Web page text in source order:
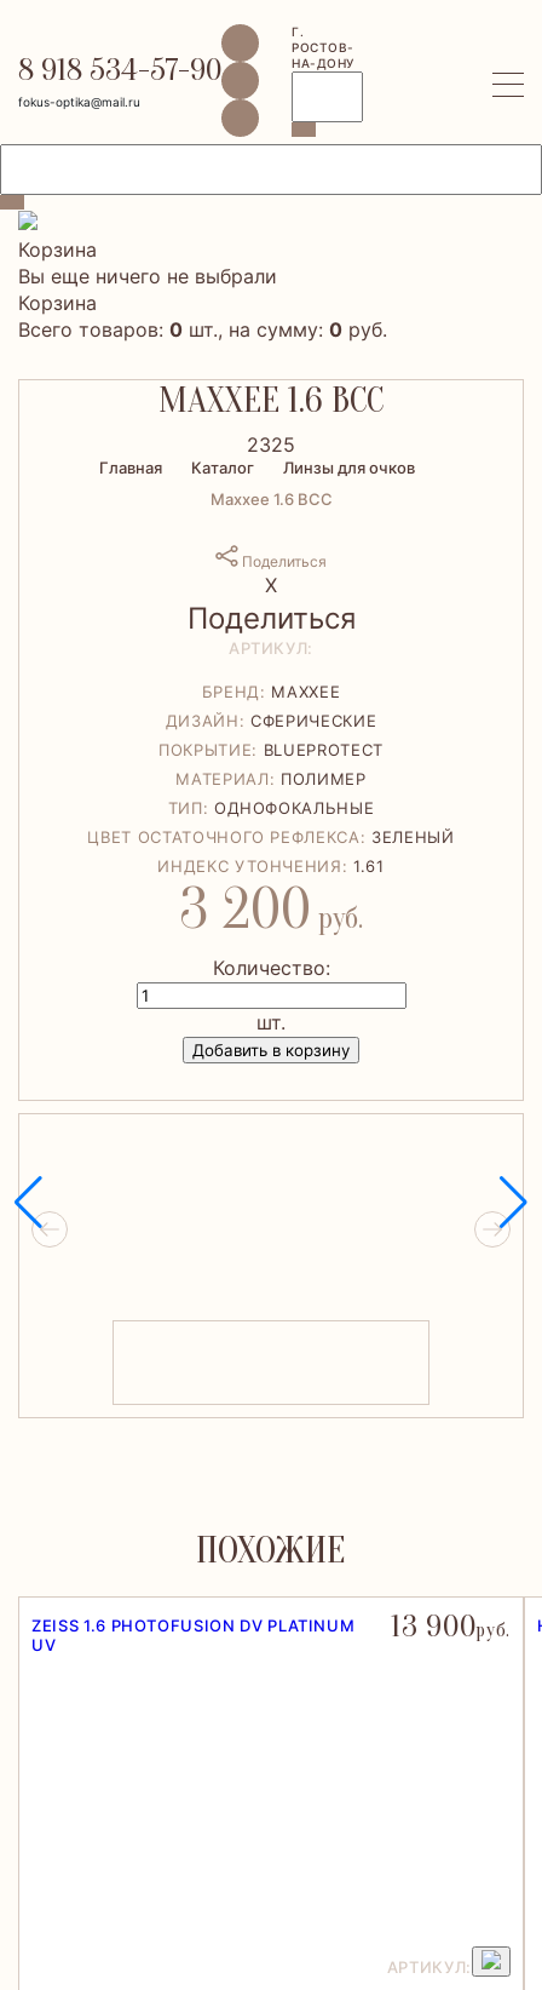
8 918 534-57-90
fokus-optika@mail.ru
Г.
РОСТОВ-
НА-ДОНУ
Корзина
Вы еще ничего не выбрали
Корзина
Всего товаров: 0 шт., на сумму: 0 руб.
MAXXEE 1.6 BCC
2325
Главная Каталог
Линзы для очков
Maxxee 1.6 BCC
Поделиться
Х
Поделиться
АРТИКУЛ:
БРЕНД: MAXXEE
ДИЗАЙН:СФЕРИЧЕСКИЕ
ПОКРЫТИЕ: BLUEPROTECT
МАТЕРИАЛ: ПОЛИМЕР
ТИП: ОДНОФОКАЛЬНЫЕ
ЦВЕТ ОСТАТОЧНОГО РЕФЛЕКСА: ЗЕЛЕНЫЙ
ИНДЕКС УТОНЧЕНИЯ:1.61
3 200 руб.
Количество:
шт.
Добавить в корзину
ПОХОЖИЕ
ZEISS 1.6 PHOTOFUSION DV PLATINUM
UV
13 900руб.
АРТИКУЛ: